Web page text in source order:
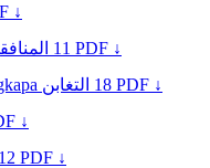
↓
11 PDF ↓
التغابن 18 PDF ↓
↓
12 PDF ↓